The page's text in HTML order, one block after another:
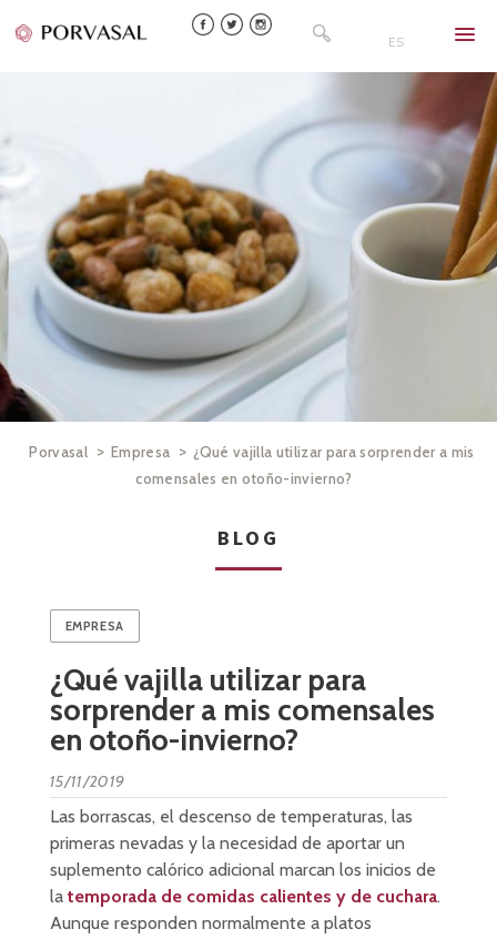
Skip
to
ES
Porvasal > Empresa > ¿Qué vajilla utilizar para sorprender a mis
comensales en otoño-invierno?
BLOG
EMPRESA
¿Qué vajilla utilizar para
sorprender a mis comensales
en otoño-invierno?
15/11/2019
Las borrascas, el descenso de temperaturas, las
primeras nevadas y la necesidad de aportar un
suplemento calórico adicional marcan los inicios de
la temporada de comidas calientes y de cuchara.
Aunque responden normalmente a platos